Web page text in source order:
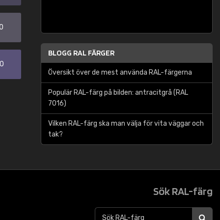
BLOGG RAL FÄRGER
Översikt över de mest använda RAL-färgerna
Populär RAL-färg på bilden: antracitgrå (RAL
7016)
Vilken RAL-färg ska man välja för vita väggar och
tak?
Sök RAL-färg